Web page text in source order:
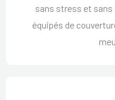
sans stress et sans
équipés de